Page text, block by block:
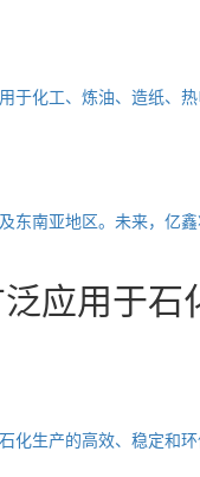
于化工、炼油、造纸、
东南亚地区。未来，亿
应用于
生产的高效、稳定和环